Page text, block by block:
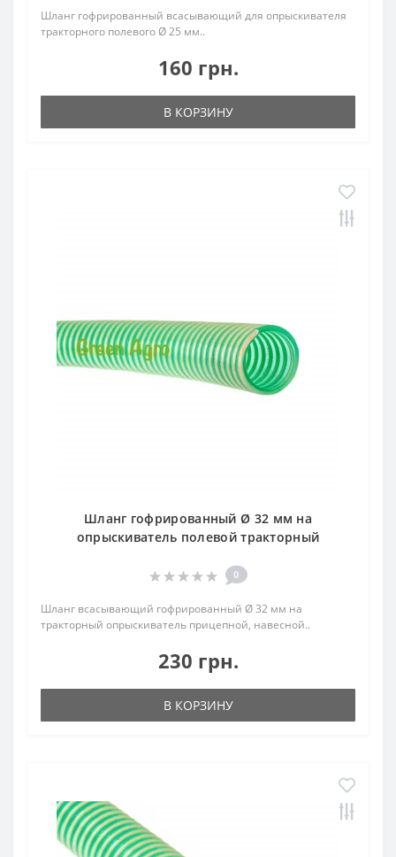
Шланг гофрированный всасывающий для опрыскивателя
тракторного полевого Ø 25 мм..
160 грн.
В КОРЗИНУ
Шланг гофрированный Ø 32 мм на
опрыскиватель полевой тракторный
0
Шланг всасывающий гофрированный Ø 32 мм на
тракторный опрыскиватель прицепной, навесной..
230 грн.
В КОРЗИНУ